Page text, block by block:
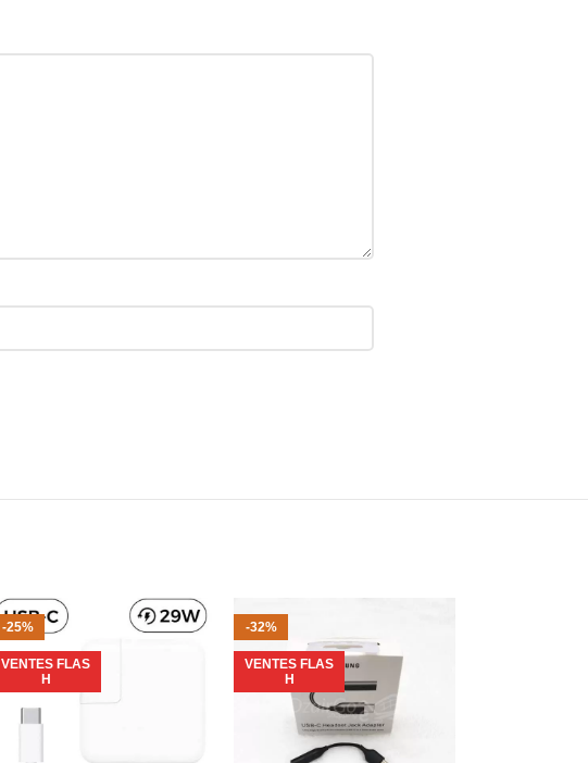
-25%
VENTES FLAS
H
-32%
VENTES FLAS
H